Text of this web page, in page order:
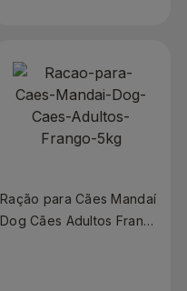
Ração para Cães Mandaí
Dog Cães Adultos Frango